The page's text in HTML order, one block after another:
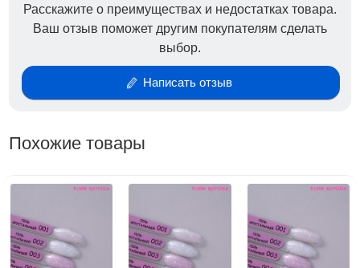
Расскажите о преимуществах и недостатках товара.
Ваш отзыв поможет другим покупателям сделать
выбор.
Написать отзыв
Похожие товары